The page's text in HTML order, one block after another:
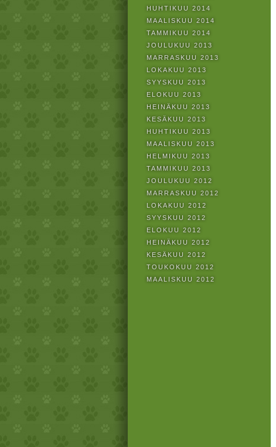
HUHTIKUU 2014
MAALISKUU 2014
TAMMIKUU 2014
JOULUKUU 2013
MARRASKUU 2013
LOKAKUU 2013
SYYSKUU 2013
ELOKUU 2013
HEINÄKUU 2013
KESÄKUU 2013
HUHTIKUU 2013
MAALISKUU 2013
HELMIKUU 2013
TAMMIKUU 2013
JOULUKUU 2012
MARRASKUU 2012
LOKAKUU 2012
SYYSKUU 2012
ELOKUU 2012
HEINÄKUU 2012
KESÄKUU 2012
TOUKOKUU 2012
MAALISKUU 2012